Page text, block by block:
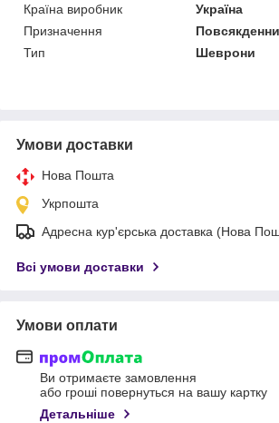
Країна виробник
Україна
Призначення
Тип
Шеврони
Умови доставки
Нова Пошта
Укрпошта
Адресна кур'єрська доставка (Нова
Всі умови доставки
Умови оплати
Ви отримаєте замовлення
або гроші повернуться на вашу картку
Детальніше